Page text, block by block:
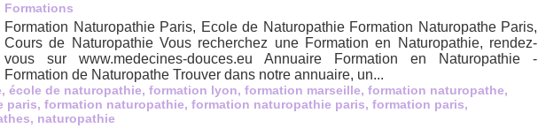
Formations
Formation Naturopathie Paris, Ecole de Naturopathie Formation Naturopathe Paris,
Cours de Naturopathie Vous recherchez une Formation en Naturopathie, rendez-
vous sur www.medecines-douces.eu Annuaire Formation en Naturopathie -
Formation de Naturopathe Trouver dans notre annuaire, un...
, école de naturopathie, formation lyon, formation marseille, formation naturopathe,
paris, formation naturopathie, formation naturopathie paris, formation paris,
, naturopathie